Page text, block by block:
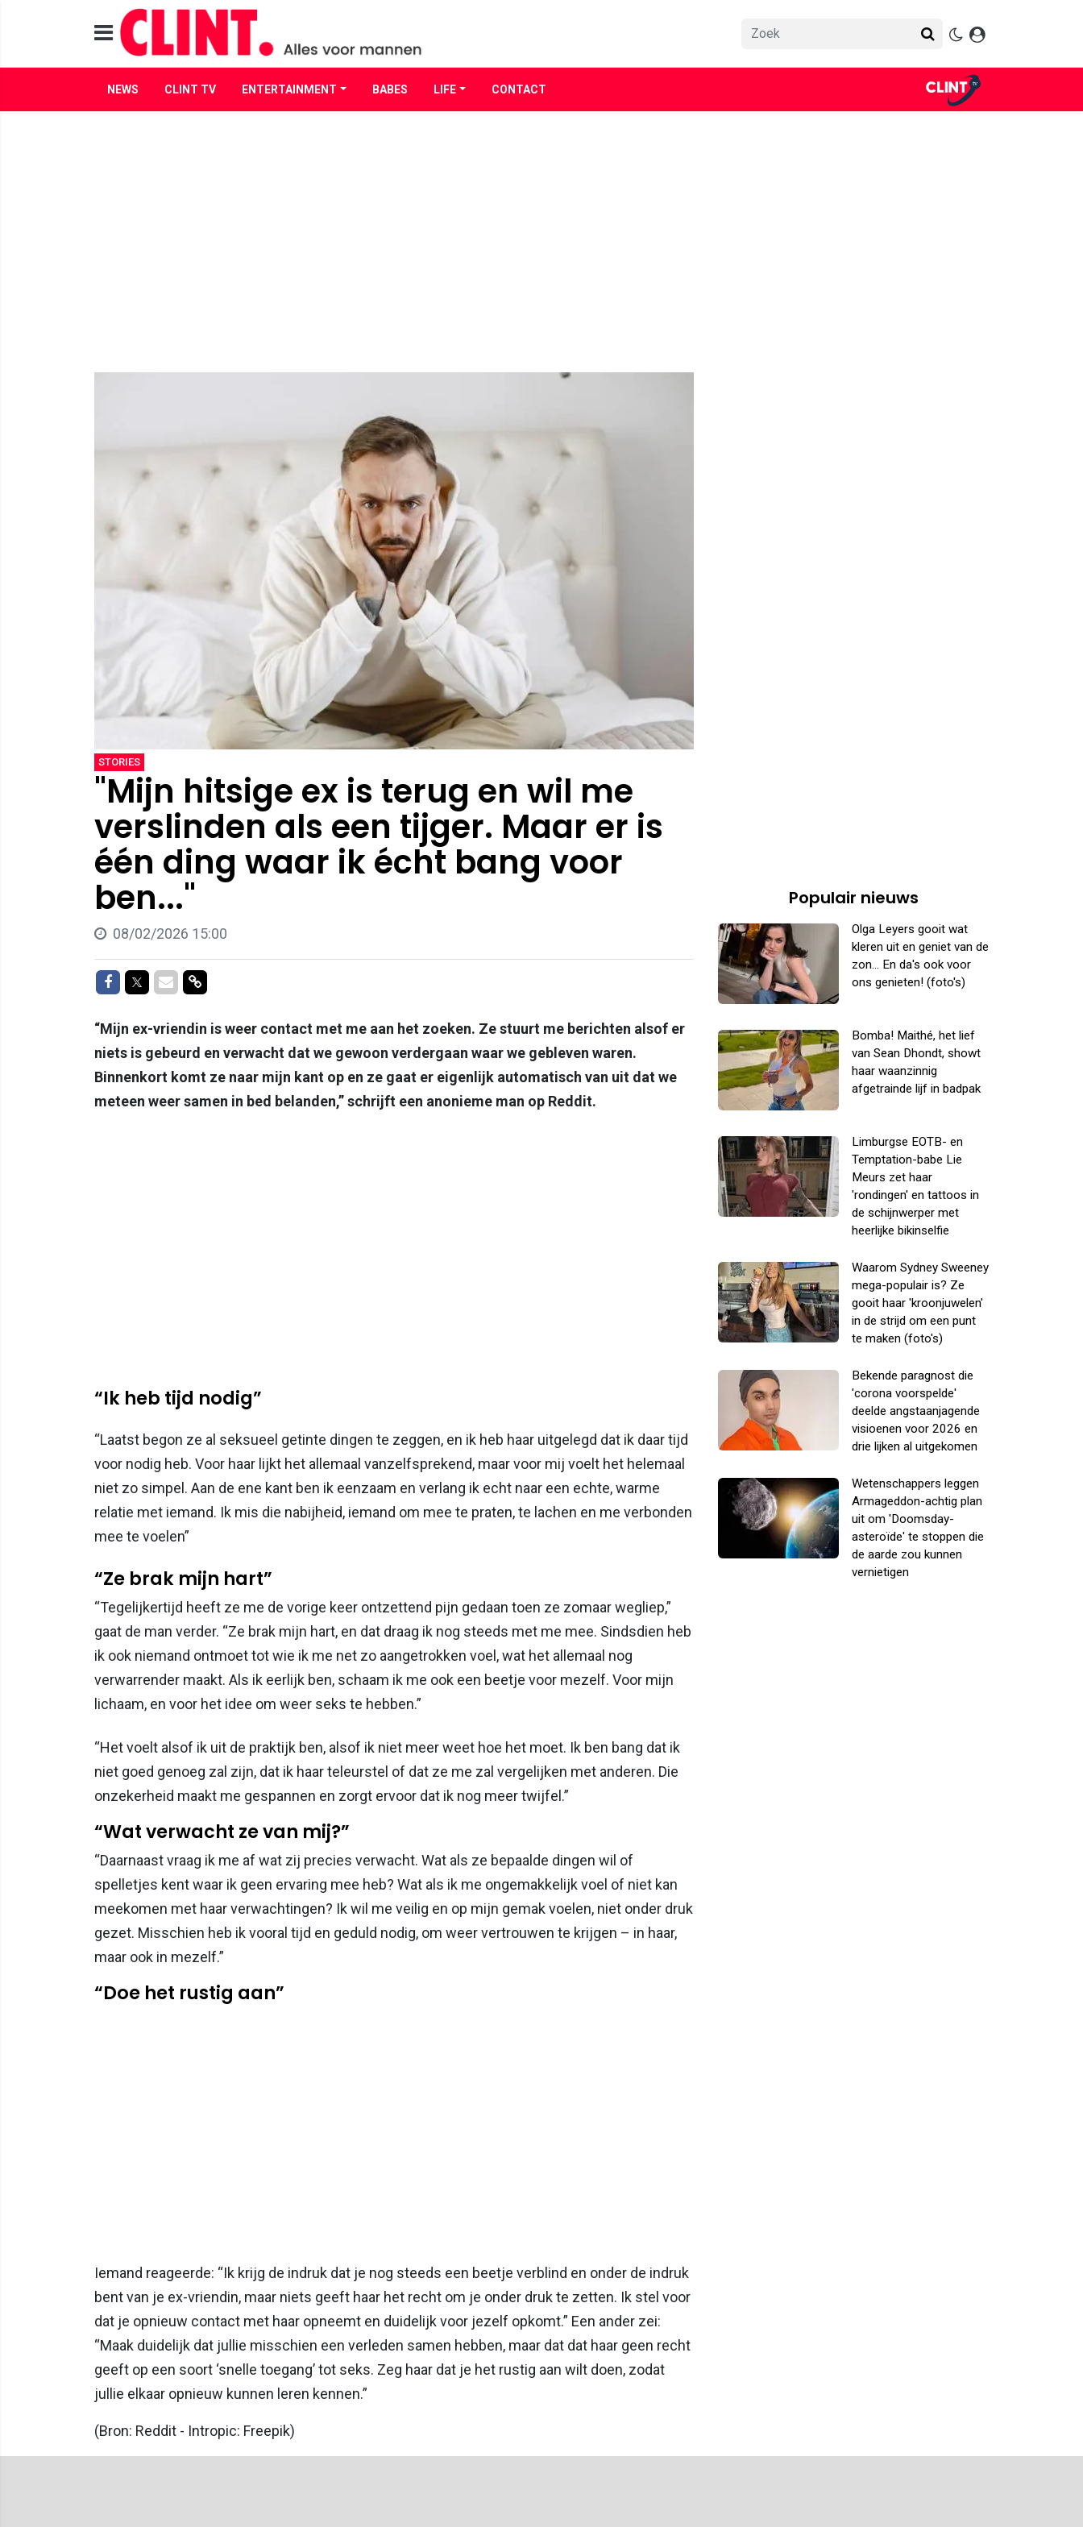
NEWS CLINT TV ENTERTAINMENT BABES LIFE CONTACT
STORIES
"Mijn hitsige ex is terug en wil me
verslinden als een tijger. Maar er is
één ding waar ik écht bang voor
ben..."
08/02/2026 15:00
Delen op Facebook
Delen op Twitter
Delen via Mail
Delen via link
“Mijn ex-vriendin is weer contact met me aan het zoeken. Ze stuurt me berichten alsof er
niets is gebeurd en verwacht dat we gewoon verdergaan waar we gebleven waren.
Binnenkort komt ze naar mijn kant op en ze gaat er eigenlijk automatisch van uit dat we
meteen weer samen in bed belanden,” schrijft een anonieme man op Reddit.
“Ik heb tijd nodig”
“Laatst begon ze al seksueel getinte dingen te zeggen, en ik heb haar uitgelegd dat ik daar tijd
voor nodig heb. Voor haar lijkt het allemaal vanzelfsprekend, maar voor mij voelt het helemaal
niet zo simpel. Aan de ene kant ben ik eenzaam en verlang ik echt naar een echte, warme
relatie met iemand. Ik mis die nabijheid, iemand om mee te praten, te lachen en me verbonden
mee te voelen”
“Ze brak mijn hart”
“Tegelijkertijd heeft ze me de vorige keer ontzettend pijn gedaan toen ze zomaar wegliep,”
gaat de man verder. “Ze brak mijn hart, en dat draag ik nog steeds met me mee. Sindsdien heb
ik ook niemand ontmoet tot wie ik me net zo aangetrokken voel, wat het allemaal nog
verwarrender maakt. Als ik eerlijk ben, schaam ik me ook een beetje voor mezelf. Voor mijn
lichaam, en voor het idee om weer seks te hebben.”
“Het voelt alsof ik uit de praktijk ben, alsof ik niet meer weet hoe het moet. Ik ben bang dat ik
niet goed genoeg zal zijn, dat ik haar teleurstel of dat ze me zal vergelijken met anderen. Die
onzekerheid maakt me gespannen en zorgt ervoor dat ik nog meer twijfel.”
“Wat verwacht ze van mij?”
“Daarnaast vraag ik me af wat zij precies verwacht. Wat als ze bepaalde dingen wil of
spelletjes kent waar ik geen ervaring mee heb? Wat als ik me ongemakkelijk voel of niet kan
meekomen met haar verwachtingen? Ik wil me veilig en op mijn gemak voelen, niet onder druk
gezet. Misschien heb ik vooral tijd en geduld nodig, om weer vertrouwen te krijgen – in haar,
maar ook in mezelf.”
“Doe het rustig aan”
Iemand reageerde: “Ik krijg de indruk dat je nog steeds een beetje verblind en onder de indruk
bent van je ex-vriendin, maar niets geeft haar het recht om je onder druk te zetten. Ik stel voor
dat je opnieuw contact met haar opneemt en duidelijk voor jezelf opkomt.” Een ander zei:
“Maak duidelijk dat jullie misschien een verleden samen hebben, maar dat dat haar geen recht
geeft op een soort ‘snelle toegang’ tot seks. Zeg haar dat je het rustig aan wilt doen, zodat
jullie elkaar opnieuw kunnen leren kennen.”
(Bron: Reddit - Intropic: Freepik)
Populair nieuws
Olga Leyers gooit wat
kleren uit en geniet van de
zon... En da's ook voor
ons genieten! (foto's)
Bomba! Maithé, het lief
van Sean Dhondt, showt
haar waanzinnig
afgetrainde lijf in badpak
Limburgse EOTB- en
Temptation-babe Lie
Meurs zet haar
'rondingen' en tattoos in
de schijnwerper met
heerlijke bikinselfie
Waarom Sydney Sweeney
mega-populair is? Ze
gooit haar 'kroonjuwelen'
in de strijd om een punt
te maken (foto's)
Bekende paragnost die
'corona voorspelde'
deelde angstaanjagende
visioenen voor 2026 en
drie lijken al uitgekomen
Wetenschappers leggen
Armageddon-achtig plan
uit om 'Doomsday-
asteroïde' te stoppen die
de aarde zou kunnen
vernietigen